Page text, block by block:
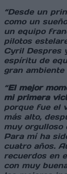
“Desde un
como un
un equipo
pilotos
Cyril Despres
espíritu de
gran
“El mejor
mi primera
porque fue el
más alto,
muy orgulloso
Para mí ha
cuatro años.
recuerdos en
con muy